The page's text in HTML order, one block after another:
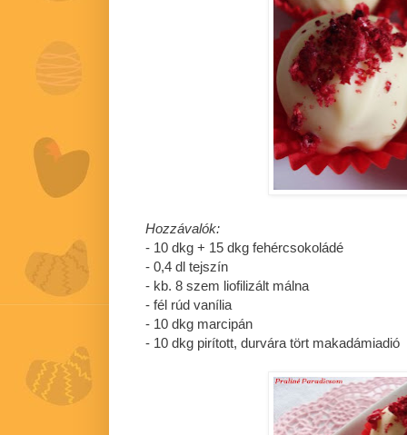
Hozzávalók:
- 10 dkg + 15 dkg fehércsokoládé
- 0,4 dl tejszín
- kb. 8 szem liofilizált málna
- fél rúd vanília
- 10 dkg marcipán
- 10 dkg pirított, durvára tört makadámiadió